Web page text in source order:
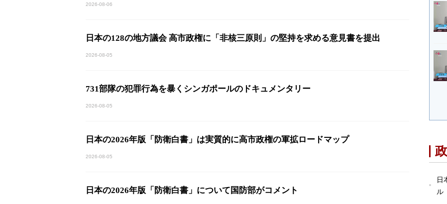
2026-08-06
日本の128の地方議会 高市政権に「非核三原則」の堅持を求める意見書を提出
2026-08-05
731部隊の犯罪行為を暴くシンガポールのドキュメンタリー
2026-08-05
日本の2026年版「防衛白書」は実質的に高市政権の軍拡ロードマップ
2026-08-05
日本の2026年版「防衛白書」について国防部がコメント
日
ル